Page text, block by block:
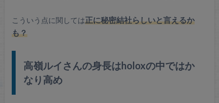
こういう点に関しては正に秘密結社らしいと言えるか
も？
高嶺ルイさんの身長はholoxの中ではか
なり高め